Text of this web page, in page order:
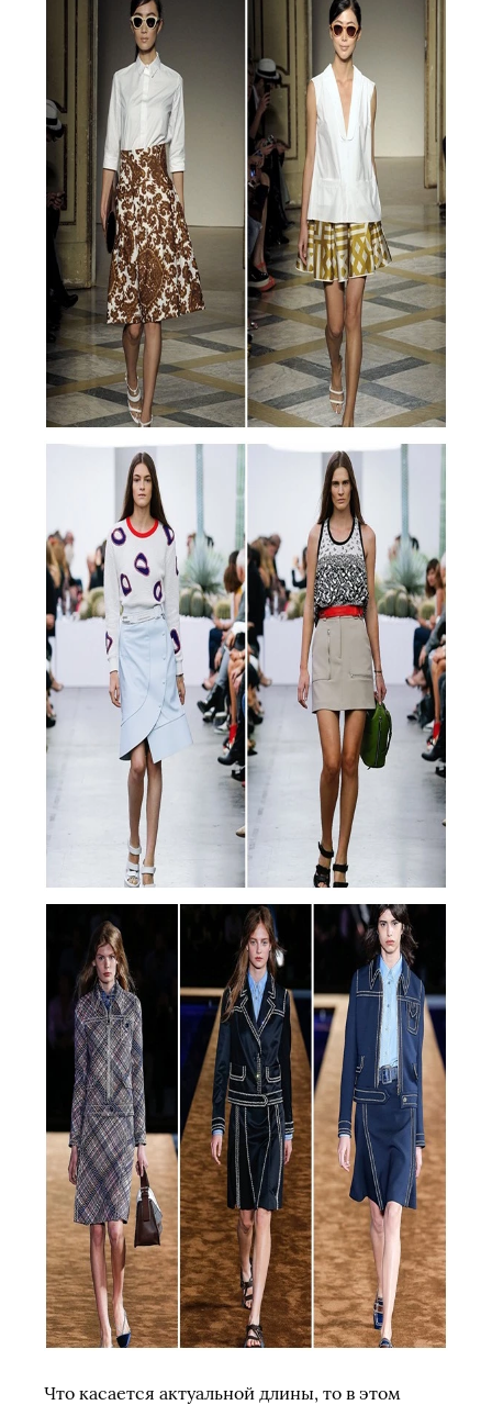
Что касается актуальной длины, то в этом